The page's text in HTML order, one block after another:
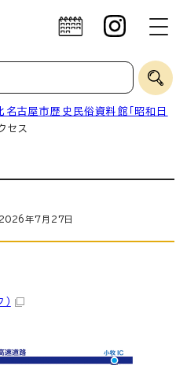
名古屋市歴史民俗資料館「昭和日
セス
2026年7月 27日